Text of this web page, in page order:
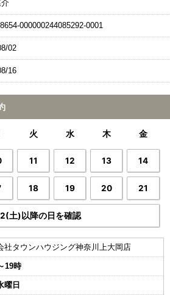
000000244085292-0001
02
16
火 水 木 金
11 12 13 14
18 19 20 21
土)以降の日を確認
社タウンハウジング神奈川上大岡店
19時
曜日